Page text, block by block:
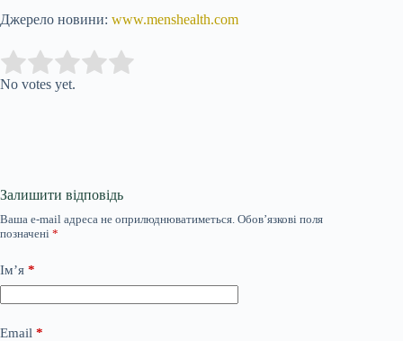
Джерело новини: www.menshealth.com
Rate this item:
No votes yet.
Залишити відповідь
Ваша e-mail адреса не оприлюднюватиметься. Обов’язкові поля
позначені *
Ім’я *
Email *